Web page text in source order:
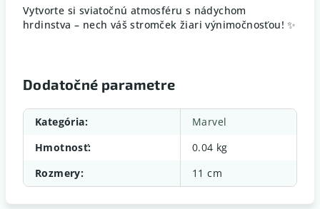
Vytvorte si sviatočnú atmosféru s nádychom
hrdinstva – nech váš stromček žiari výnimočnosťou! ✨
Dodatočné parametre
Kategória:
Marvel
Hmotnosť:
0.04 kg
Rozmery: 11 cm